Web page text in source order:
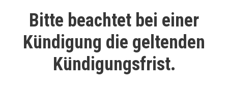
Bitte beachtet bei einer
Kündigung die geltenden
Kündigungsfrist.